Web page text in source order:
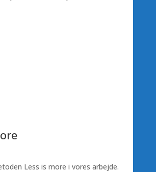
Less is more i vores arbejde.